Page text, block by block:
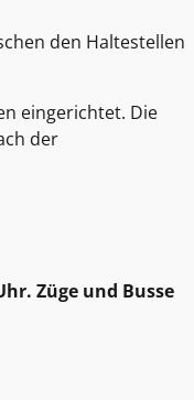
den Haltestellen
eingerichtet. Die
der
Züge und Busse